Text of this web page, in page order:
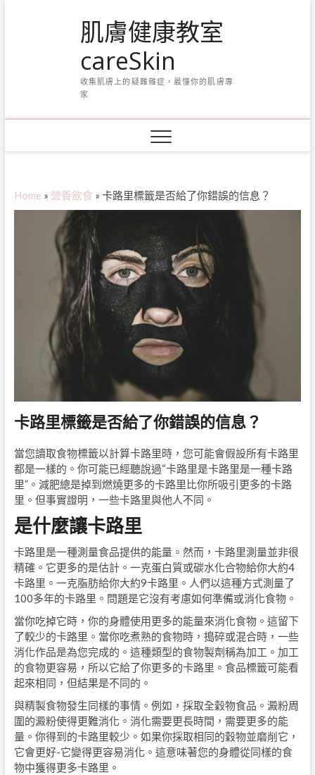
肌膚健康教室
careSkin
收集肌膚上的疑難雜症，最懂你的肌膚專
家
Home » 營養飲食 » 卡路里標籤是否給了你錯誤的信息？
卡路里標籤是否給了你錯誤的信息？
當您讀取食物標籤以計算卡路里時，您可能會假設所有卡路里
都是一樣的。你可能已經聽說過“卡路里是卡路里是一種卡路
里”。減肥總是掉到燃燒更多的卡路里比你所吸引更多的卡路
里。但事實證明，一些卡路里與他人不同。
是什麼讓卡路里
卡路里是一種測量食品提供的能量。然而，卡路里測量並非很
精確。它更多的是估計。一克蛋白質或碳水化合物給你大約4
卡路里。一克脂肪給你大約9卡路里。人們以這種方式測量了
100多年的卡路里。問題是它沒有考慮如何準備或消化食物。
當你吃掉它時，你的身體使用更多的能量來消化食物。這留下
了較少的卡路里。當你吃煮熟的食物時，搗碎或混合時，一些
消化作品是為您完成的。這種類型的食物製劑稱為加工。加工
的食物更容易，所以它給了你更多的卡路里。食品標籤可能看
起來相同，但結果是不同的。
與精製食物發生同樣的事情。例如，採取全穀物食品。澱粉周
圍的澱粉使得更難消化。消化需要更長時間，需要更多的能
量。你得到的卡路里較少。如果你採取相同的穀物並磨削它，
它會更好-它變得更容易消化。這意味著您的身體從同樣的食
物中獲得更多卡路里。